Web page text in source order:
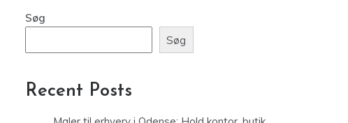
Søg
Søg
Recent Posts